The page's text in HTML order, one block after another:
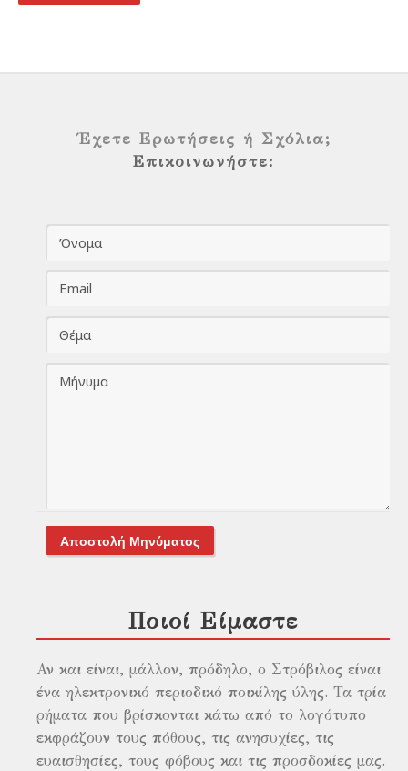
Έχετε Ερωτήσεις ή Σχόλια;
Επικοινωνήστε:
Αποστολή Μηνύματος
Ποιοί Είμαστε
Αν και είναι, μάλλον, πρόδηλο, ο Στρόβιλος είναι
ένα ηλεκτρονικό περιοδικό ποικίλης ύλης. Τα τρία
ρήματα που βρίσκονται κάτω από το λογότυπο
εκφράζουν τους πόθους, τις ανησυχίες, τις
ευαισθησίες, τους φόβους και τις προσδοκίες μας.